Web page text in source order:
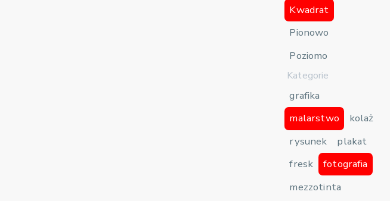
Kwadrat
Pionowo
Poziomo
Kategorie
grafika
malarstwo
kolaż
rysunek
plakat
fresk
fotografia
mezzotinta